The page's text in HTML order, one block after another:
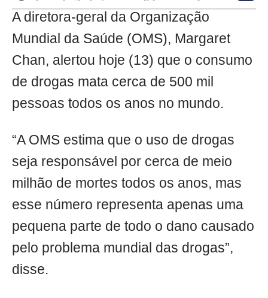
A diretora-geral da Organização
Mundial da Saúde (OMS), Margaret
Chan, alertou hoje (13) que o consumo
de drogas mata cerca de 500 mil
pessoas todos os anos no mundo.
“A OMS estima que o uso de drogas
seja responsável por cerca de meio
milhão de mortes todos os anos, mas
esse número representa apenas uma
pequena parte de todo o dano causado
pelo problema mundial das drogas”,
disse.